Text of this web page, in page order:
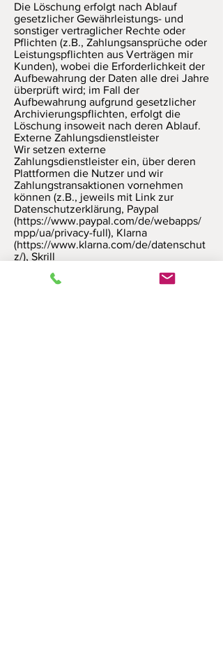
Die Löschung erfolgt nach Ablauf
gesetzlicher Gewährleistungs- und
sonstiger vertraglicher Rechte oder
Pflichten (z.B., Zahlungsansprüche oder
Leistungspflichten aus Verträgen mir
Kunden), wobei die Erforderlichkeit der
Aufbewahrung der Daten alle drei Jahre
überprüft wird; im Fall der
Aufbewahrung aufgrund gesetzlicher
Archivierungspflichten, erfolgt die
Löschung insoweit nach deren Ablauf.
Externe Zahlungsdienstleister
Wir setzen externe
Zahlungsdienstleister ein, über deren
Plattformen die Nutzer und wir
Zahlungstransaktionen vornehmen
können (z.B., jeweils mit Link zur
Datenschutzerklärung, Paypal
(https://www.paypal.com/de/webapps/
mpp/ua/privacy-full), Klarna
(https://www.klarna.com/de/datenschut
z/), Skrill
enschutzrichtlinie/),